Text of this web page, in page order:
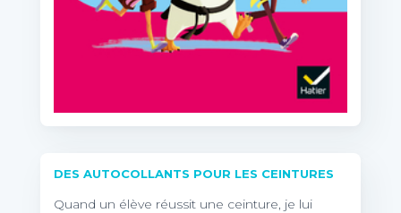
DES AUTOCOLLANTS POUR LES CEINTURES
Quand un élève réussit une ceinture, je lui